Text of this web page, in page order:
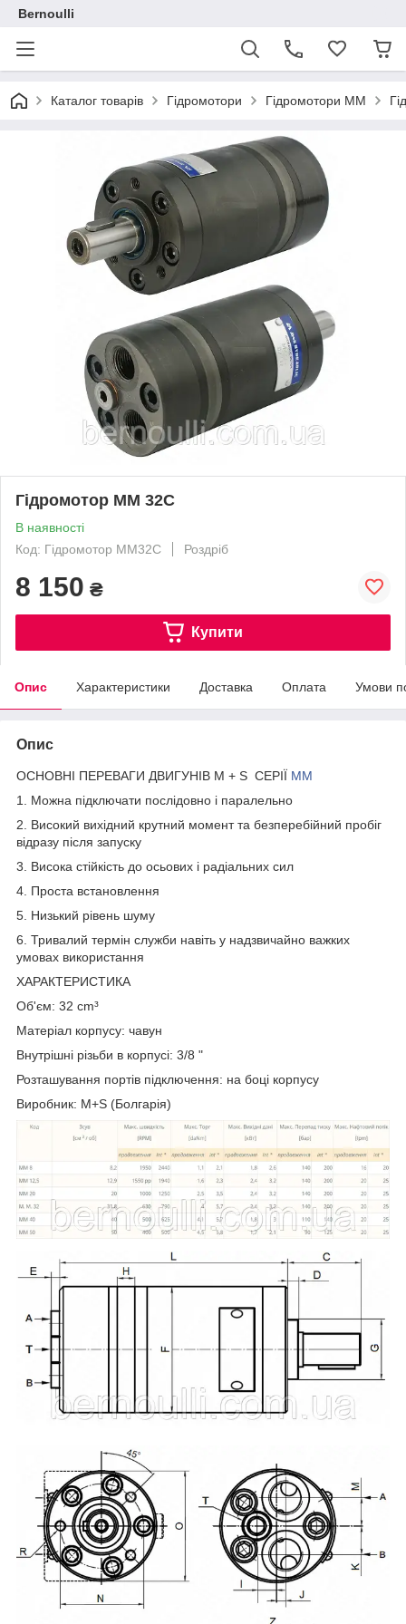
Bernoulli
Каталог товарів Гідромотори Гідромотори MM
Гідромотор МM 32С
В наявності
Код: Гідромотор МM32C
Роздріб
8 150 ₴
Купити
Опис Характеристики Доставка Оплата Умови
Опис
ОСНОВНІ ПЕРЕВАГИ ДВИГУНІВ M + S СЕРІЇ МM
1. Можна підключати послідовно і паралельно
2. Високий вихідний крутний момент та безперебійний пробіг
відразу після запуску
3. Висока стійкість до осьових і радіальних сил
4. Проста встановлення
5. Низький рівень шуму
6. Тривалий термін служби навіть у надзвичайно важких
умовах використання
ХАРАКТЕРИСТИКА
Об'єм: 32 cm³
Матеріал корпусу: чавун
Внутрішні різьби в корпусі: 3/8 "
Розташування портів підключення: на боці корпусу
Виробник: M+S (Болгарія)